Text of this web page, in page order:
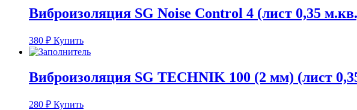
Виброизоляция SG Noise Сontrol 4 (лист 0,35
380 ₽ Купить
Виброизоляция SG TECHNIK 100 (2 мм) (лист
280 ₽ Купить